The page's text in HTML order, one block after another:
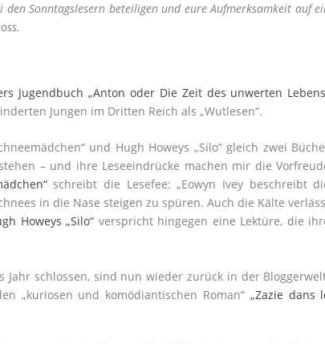
Sonntagslesern beteiligen und eure Aufmerksamkeit auf
Jugendbuch „Anton oder Die Zeit des unwerten
Jungen im Dritten Reich als „Wutlesen“.
und Hugh Howeys „Silo“ gleich zwei
– und ihre Leseeindrücke machen mir die
schreibt die Lesefee: „Eowyn Ivey beschreibt
in die Nase steigen zu spüren. Auch die Kälte
Howeys „Silo“ verspricht hingegen eine Lektüre, die
Jahr schlossen, sind nun wieder zurück in der
„kuriosen und komödiantischen Roman“ „Zazie dans